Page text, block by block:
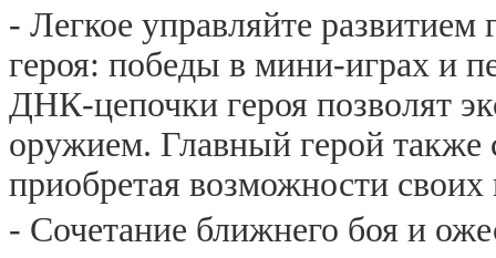
- Легкое управляйте развитием
героя: победы в мини-играх и
ДНК-цепочки героя позволят
оружием. Главный герой также
приобретая возможности
- Сочетание ближнего боя и